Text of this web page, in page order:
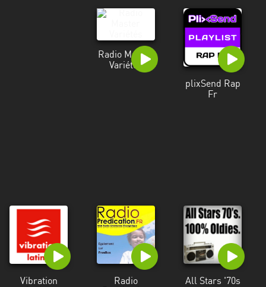
Normandie
Nouvelle-
Aquitaine
Occitanie
Radio Master
Variétés
plixSend Rap
Fr
Vibration
Radio
All Stars '70s